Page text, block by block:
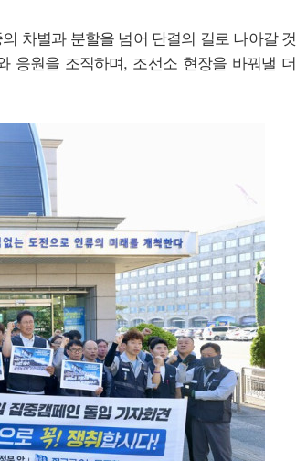
차별과 분할을 넘어 단결의 길로 나아갈 것
응원을 조직하며, 조선소 현장을 바꿔낼 더